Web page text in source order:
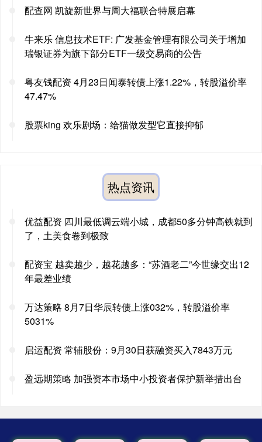
配查网 凯旋新世界与周大福联合特展启幕
牛来乐 信息技术ETF: 广发基金管理有限公司关于增加
瑞银证券为旗下部分ETF一级交易商的公告
粤友钱配资 4月23日闻泰转债上涨1.22%，转股溢价率
47.47%
股票king 欢乐剧场：给猫做发型它直接抑郁
热点资讯
优益配资 四川最低调云端小城，成都50多分钟高铁就到
了，土美食卷到极致
配资宝 越卖越少，越花越多：“苏酒老二”今世缘交出12
年最差业绩
万达策略 8月7日华辰转债上涨032%，转股溢价率
5031%
启运配资 常辅股份：9月30日获融资买入7843万元
盈远期策略 加强资本市场中小投资者保护新举措出台